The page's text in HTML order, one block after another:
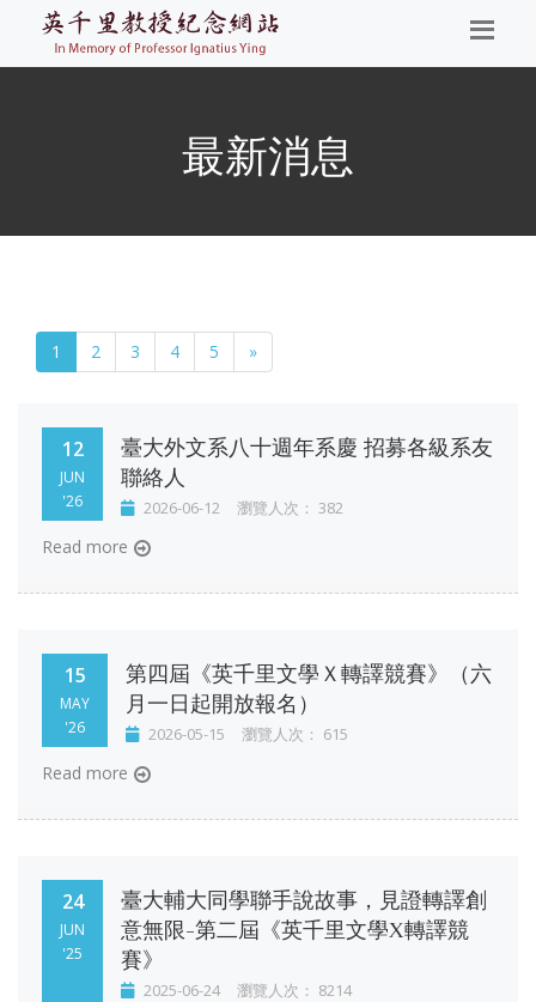
最新消息
1 2 3 4 5 »
12
JUN
'26
臺大外文系八十週年系慶 招募各級系友
聯絡人
2026-06-12 瀏覽人次： 382
Read more
15
MAY
'26
第四屆《英千里文學Ｘ轉譯競賽》（六
月一日起開放報名）
2026-05-15 瀏覽人次： 615
Read more
24
JUN
'25
臺大輔大同學聯手說故事，見證轉譯創
意無限-第二屆《英千里文學X轉譯競
賽》
2025-06-24 瀏覽人次： 8214